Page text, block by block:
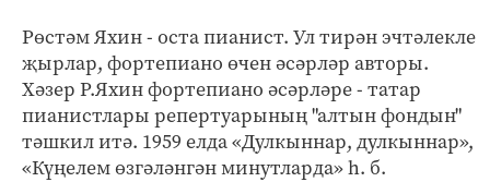
Рөстәм Яхин - оста пианист. Ул тирән эчтәлекле
җырлар, фортепиано өчен әсәрләр авторы.
Хәзер Р.Яхин фортепиано әсәрләре - татар
пианистлары репертуарының "алтын фондын"
тәшкил итә. 1959 елда «Дулкыннар, дулкыннар»,
«Күңелем өзгәләнгән минутларда» һ. б.